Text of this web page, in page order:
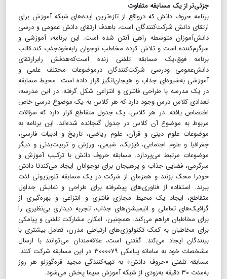
جزئی‌تر از یک مسابقه متفاوت
برنامه حروف دانش که در‌واقع از تازه‌ترین ایده‌های شبکه آموزش برای
ارتقای دانش شرکت‌کنندگان است، با‌هدف ارتقای دانش عمومی و درسی
دانش‌آموزان متوسطه راهی آنتن شده است. این برنامه، آموزشی و
سرگرم‌کننده است و تلاش کرده مخاطب نوجوان رابه‌خودجذب کند.قالب
برنامه فوق،یک مسابقه تلفنی زنده است‌که‌هدفش رابرارتقای
دانش‌عمومی ودرسی شرکت‌کنندگان درموضوعات مختلف علمی و
آموزشی به‌شیوه‌ای جذاب و هیجان‌انگیز قرار داده است. محیط مسابقه
در یک مدرسه با طراحی فانتزی و انتزاعی شکل گرفته. در این مدرسه،
تعدادی کلاس درس وجود دارد که هر کلاس به یک موضوع درسی خاص
اختصاص یافته. در هر کلاس، یک جدول متقاطع قرار دارد که سؤالات
مربوط به موضوع آن کلاس در جدول گنجانده شده‌اند. این برنامه به
موضوعات علوم دینی و قرآن، علوم ریاضی، تاریخ و ادبیات فارسی،
جغرافیا و علوم اجتماعی، فیزیک، شیمی، ورزش و تربیت‌بدنی و دیگر
موضوعات مرتبط می‌پردازد. مسابقه حروف دانش با ترکیب آموزش و
سرگرمی، فضایی جذاب و پرهیجان برای نوجوانان ایجاد می‌کندتا دانش
خودرا محک بزنند و همزمان از شرکت در یک مسابقه تلویزیونی لذت
ببرند. استفاده از فناوری‌های پیشرفته برای طراحی و نمایش جداول
متقاطع، ایجاد یک محیط مجازی فانتزی و انتزاعی و بهره‌گیری از
گرافیک‌های تعاملی و انیمیشن‌های جذاب، تجربه دیداری بی‌نظیری را
برای مخاطبان فراهم می‌کند. همچنین، امکان مشارکت تلفنی و پیامکی
برای مخاطبان به کمک تکنولوژی‌های ارتباطی مدرن، تعامل بیشتری با
بینندگان ایجاد می‌کند. گفتنی است، علاقه‌مندان می‌توانند با ارسال
مشخصات خود به سامانه پیامکی ۳۰۰۰۰۷۹ در این مسابقه شرکت کنند.
مسابقه تلفنی «حروف دانش» به تهیه‌کنندگی مجید قره‌گوزلو هر روز
به‌مدت ۳۰ دقیقه به‌زودی از شبکه آموزش سیما پخش می‌شود.